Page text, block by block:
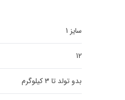
سایز 1
12
بدو تولد تا 3 کیلوگرم